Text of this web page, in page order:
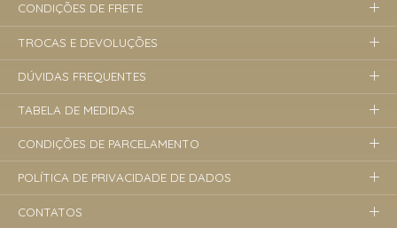
CONDIÇÕES DE FRETE
TROCAS E DEVOLUÇÕES
DÚVIDAS FREQUENTES
TABELA DE MEDIDAS
CONDIÇÕES DE PARCELAMENTO
POLÍTICA DE PRIVACIDADE DE DADOS
CONTATOS